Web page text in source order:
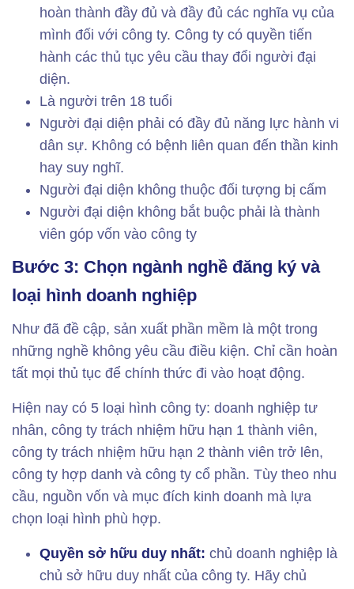
hoàn thành đầy đủ và đầy đủ các nghĩa vụ của
mình đối với công ty. Công ty có quyền tiến
hành các thủ tục yêu cầu thay đổi người đại
diện.
Là người trên 18 tuổi
Người đại diện phải có đầy đủ năng lực hành vi
dân sự. Không có bệnh liên quan đến thần kinh
hay suy nghĩ.
Người đại diện không thuộc đối tượng bị cấm
Người đại diện không bắt buộc phải là thành
viên góp vốn vào công ty
Bước 3: Chọn ngành nghề đăng ký và
loại hình doanh nghiệp
Như đã đề cập, sản xuất phần mềm là một trong
những nghề không yêu cầu điều kiện. Chỉ cần hoàn
tất mọi thủ tục để chính thức đi vào hoạt động.
Hiện nay có 5 loại hình công ty: doanh nghiệp tư
nhân, công ty trách nhiệm hữu hạn 1 thành viên,
công ty trách nhiệm hữu hạn 2 thành viên trở lên,
công ty hợp danh và công ty cổ phần. Tùy theo nhu
cầu, nguồn vốn và mục đích kinh doanh mà lựa
chọn loại hình phù hợp.
Quyền sở hữu duy nhất: chủ doanh nghiệp là
chủ sở hữu duy nhất của công ty. Hãy chủ